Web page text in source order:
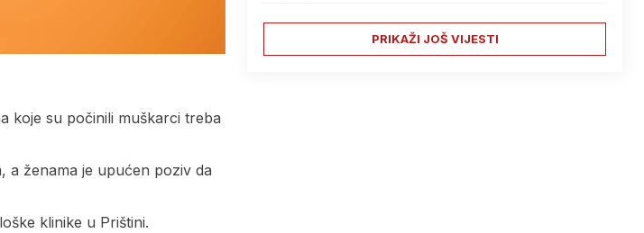
koje su počinili muškarci treba
a ženama je upućen poziv da
klinike u Prištini.
PRIKAŽI JOŠ VIJESTI